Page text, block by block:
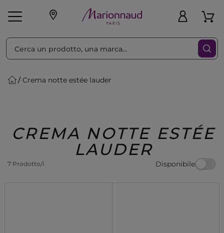
Make-up Profumi
Regalo
Crema notte estée lauder
CREMA NOTTE ESTÉE
LAUDER
7 Prodotto/i Disponibile
Ordina per Filtra